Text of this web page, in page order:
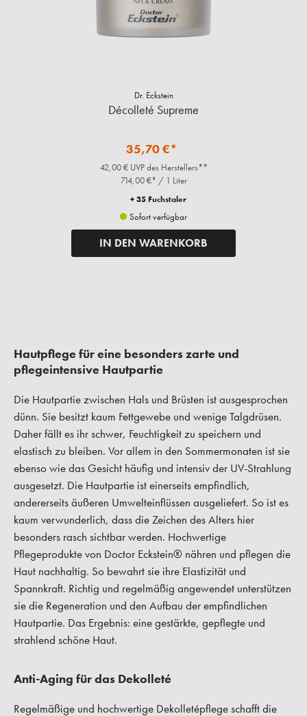
Dr. Eckstein
Décolleté Supreme
35,70 €*
42,00 € UVP des Herstellers**
714,00 €* / 1 Liter
+ 35 Fuchstaler
Sofort verfügbar
IN DEN WARENKORB
Hautpflege für eine besonders zarte und
pflegeintensive Hautpartie
Die Hautpartie zwischen Hals und Brüsten ist ausgesprochen
dünn. Sie besitzt kaum Fettgewebe und wenige Talgdrüsen.
Daher fällt es ihr schwer, Feuchtigkeit zu speichern und
elastisch zu bleiben. Vor allem in den Sommermonaten ist sie
ebenso wie das Gesicht häufig und intensiv der UV-Strahlung
ausgesetzt. Die Hautpartie ist einerseits empfindlich,
andererseits äußeren Umwelteinflüssen ausgeliefert. So ist es
kaum verwunderlich, dass die Zeichen des Alters hier
besonders rasch sichtbar werden. Hochwertige
Pflegeprodukte von Doctor Eckstein® nähren und pflegen die
Haut nachhaltig. So bewahrt sie ihre Elastizität und
Spannkraft. Richtig und regelmäßig angewendet unterstützen
sie die Regeneration und den Aufbau der empfindlichen
Hautpartie. Das Ergebnis: eine gestärkte, gepflegte und
strahlend schöne Haut.
Anti-Aging für das Dekolleté
Regelmäßige und hochwertige Dekolletépflege schafft die